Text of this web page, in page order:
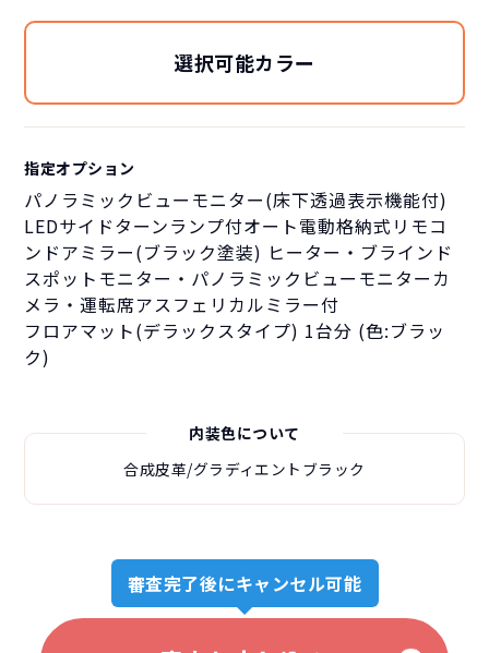
選択可能カラー
指定オプション
パノラミックビューモニター(床下透過表示機能付)
LEDサイドターンランプ付オート電動格納式リモコ
ンドアミラー(ブラック塗装) ヒーター・ブラインド
スポットモニター・パノラミックビューモニターカ
メラ・運転席アスフェリカルミラー付
フロアマット(デラックスタイプ) 1台分 (色:ブラッ
ク)
内装色について
合成皮革/グラディエントブラック
審査完了後にキャンセル可能